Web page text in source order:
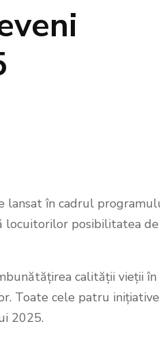
lansat în cadrul
locuitorilor posibilitatea de
calității vieții în
Toate cele patru inițiative
2025.